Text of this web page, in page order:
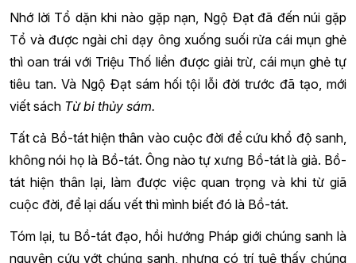
Nhớ lời Tổ dặn khi nào gặp nạn, Ngộ Đạt đã đến núi gặp
Tổ và được ngài chỉ dạy ông xuống suối rửa cái mụn ghẻ
thì oan trái với Triệu Thố liền được giải trừ, cái mụn ghẻ tự
tiêu tan. Và Ngộ Đạt sám hối tội lỗi đời trước đã tạo, mới
viết sách Từ bi thủy sám.
Tất cả Bồ-tát hiện thân vào cuộc đời để cứu khổ độ sanh,
không nói họ là Bồ-tát. Ông nào tự xưng Bồ-tát là giả. Bồ-
tát hiện thân lại, làm được việc quan trọng và khi từ giã
cuộc đời, để lại dấu vết thì mình biết đó là Bồ-tát.
Tóm lại, tu Bồ-tát đạo, hồi hướng Pháp giới chúng sanh là
nguyện cứu vớt chúng sanh, nhưng có trí tuệ thấy chúng